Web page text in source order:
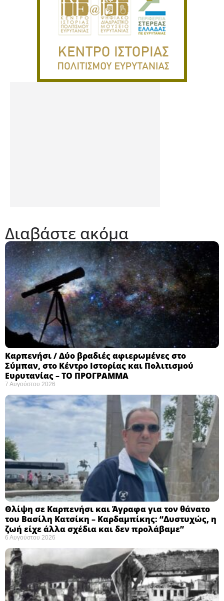
Διαβάστε ακόμα
Καρπενήσι / Δύο βραδιές αφιερωμένες στο
Σύμπαν, στο Κέντρο Ιστορίας και Πολιτισμού
Ευρυτανίας – ΤΟ ΠΡΟΓΡΑΜΜΑ
7 Αυγούστου 2026
Θλίψη σε Καρπενήσι και Άγραφα για τον θάνατο
του Βασίλη Κατσίκη – Καρδαμπίκης: “Δυστυχώς, η
ζωή είχε άλλα σχέδια και δεν προλάβαμε”
6 Αυγούστου 2026